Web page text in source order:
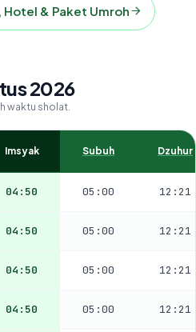
& Paket Umroh
2026
waktu sholat.
Imsyak Subuh Dzuhur
04:50 05:00 12:21
04:50 05:00 12:21
04:50 05:00 12:21
04:50 05:00 12:21